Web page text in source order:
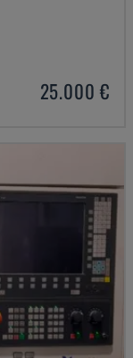
25.000 €